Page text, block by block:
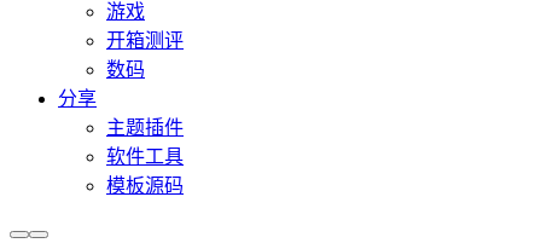
游戏
开箱测评
数码
分享
主题插件
软件工具
模板源码